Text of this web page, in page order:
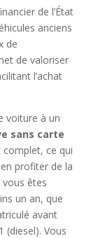
de l’État
anciens
de
de valoriser
l’achat
voiture à un
sans carte
ce qui
profiter de la
vous êtes
un an, que
avant
(diesel). Vous